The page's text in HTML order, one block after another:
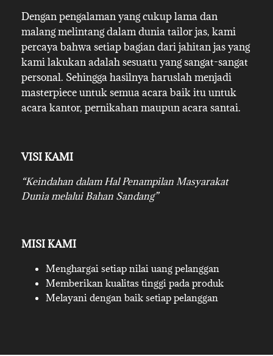
Dengan pengalaman yang cukup lama dan
malang melintang dalam dunia tailor jas, kami
percaya bahwa setiap bagian dari jahitan jas yang
kami lakukan adalah sesuatu yang sangat-sangat
personal. Sehingga hasilnya haruslah menjadi
masterpiece untuk semua acara baik itu untuk
acara kantor, pernikahan maupun acara santai.
VISI KAMI
“Keindahan dalam Hal Penampilan Masyarakat
Dunia melalui Bahan Sandang”
MISI KAMI
Menghargai setiap nilai uang pelanggan
Memberikan kualitas tinggi pada produk
Melayani dengan baik setiap pelanggan